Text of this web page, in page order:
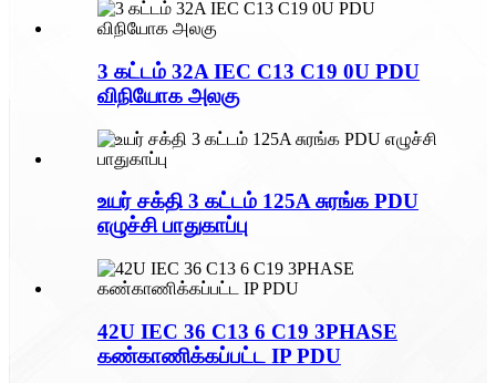
3 கட்டம் 32A IEC C13 C19 0U PDU
விநியோக அலகு
உயர் சக்தி 3 கட்டம் 125A சுரங்க PDU
எழுச்சி பாதுகாப்பு
42U IEC 36 C13 6 C19 3PHASE
கண்காணிக்கப்பட்ட IP PDU